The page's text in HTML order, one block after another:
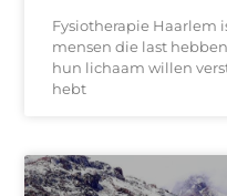
Fysiotherapie Haarlem
mensen die last
hun lichaam willen
hebt